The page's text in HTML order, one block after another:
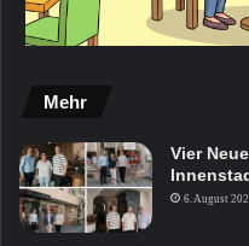
Mehr
Vier
6. August